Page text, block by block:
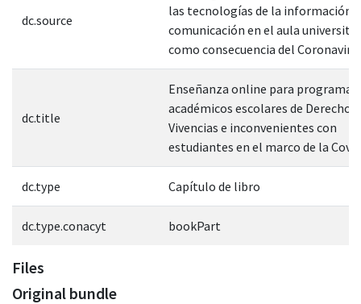
dc.source
las tecnologías de la información
comunicación en el aula
como consecuencia del
dc.title
Enseñanza online para programas
académicos escolares de Derecho:
Vivencias e inconvenientes con
estudiantes en el marco de la
dc.type Capítulo de libro
dc.type.conacyt bookPart
Files
Original bundle